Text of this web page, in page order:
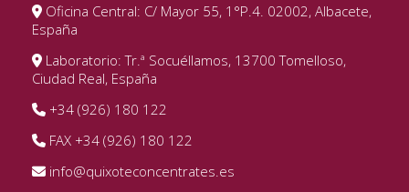
Oficina Central: C/ Mayor 55, 1°P.4. 02002, Albacete,
España
Laboratorio: Tr.ª Socuéllamos, 13700 Tomelloso,
Ciudad Real, España
+34 (926) 180 122
FAX +34 (926) 180 122
info@quixoteconcentrates.es